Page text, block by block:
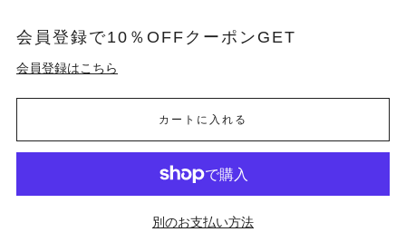
会員登録で10％OFFクーポンGET
会員登録はこちら
カートに入れる
別のお支払い方法